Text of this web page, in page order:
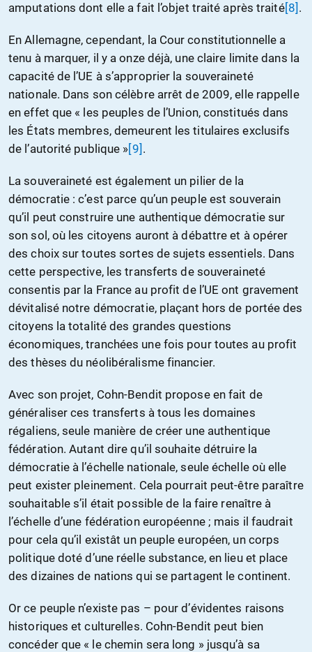
amputations dont elle a fait l’objet traité après traité[8] .
En Allemagne, cependant, la Cour constitutionnelle a
tenu à marquer, il y a onze déjà, une claire limite dans la
capacité de l’UE à s’approprier la souveraineté
nationale. Dans son célèbre arrêt de 2009, elle rappelle
en effet que « les peuples de l’Union, constitués dans
les États membres, demeurent les titulaires exclusifs
de l’autorité publique »[9] .
La souveraineté est également un pilier de la
démocratie : c’est parce qu’un peuple est souverain
qu’il peut construire une authentique démocratie sur
son sol, où les citoyens auront à débattre et à opérer
des choix sur toutes sortes de sujets essentiels. Dans
cette perspective, les transferts de souveraineté
consentis par la France au profit de l’UE ont gravement
dévitalisé notre démocratie, plaçant hors de portée des
citoyens la totalité des grandes questions
économiques, tranchées une fois pour toutes au profit
des thèses du néolibéralisme financier.
Avec son projet, Cohn-Bendit propose en fait de
généraliser ces transferts à tous les domaines
régaliens, seule manière de créer une authentique
fédération. Autant dire qu’il souhaite détruire la
démocratie à l’échelle nationale, seule échelle où elle
peut exister pleinement. Cela pourrait peut-être paraître
souhaitable s’il était possible de la faire renaître à
l’échelle d’une fédération européenne ; mais il faudrait
pour cela qu’il existât un peuple européen, un corps
politique doté d’une réelle substance, en lieu et place
des dizaines de nations qui se partagent le continent.
Or ce peuple n’existe pas – pour d’évidentes raisons
historiques et culturelles. Cohn-Bendit peut bien
concéder que « le chemin sera long » jusqu’à sa